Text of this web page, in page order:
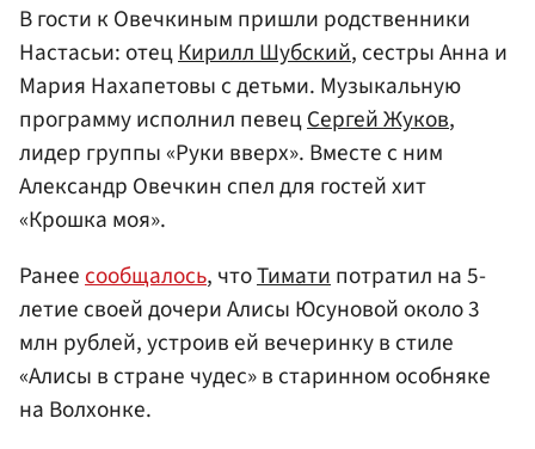
В гости к Овечкиным пришли родственники
Настасьи: отецКирилл Шубский, сестры Анна и
Мария Нахапетовы с детьми. Музыкальную
программу исполнил певецСергей Жуков,
лидер группы «Руки вверх». Вместе с ним
Александр Овечкин спел для гостей хит
«Крошка моя».
Ранеесообщалось, чтоТиматипотратил на 5-
летие своей дочери Алисы Юсуновой около 3
млн рублей, устроив ей вечеринку в стиле
«Алисы в стране чудес» в старинном особняке
на Волхонке.